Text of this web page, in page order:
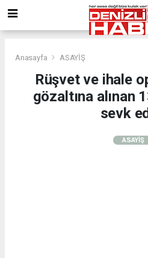
Anasayfa ASAYİŞ
Rüşvet ve ihale
gözaltına alınan
sevk
ASAYİŞ